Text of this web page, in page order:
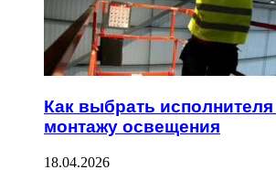
Как выбрать
монтажу освещения
18.04.2026